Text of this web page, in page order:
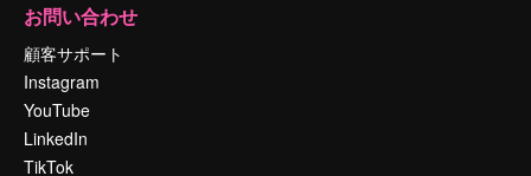
お問い合わせ
顧客サポート
Instagram
YouTube
LinkedIn
TikTok